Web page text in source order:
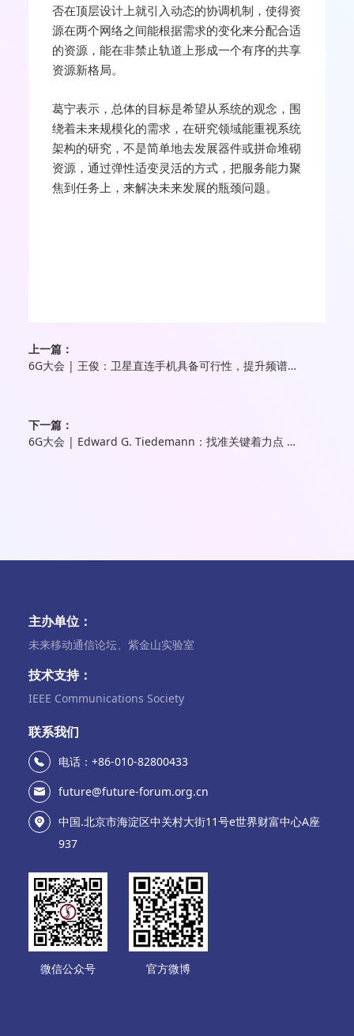
否在顶层设计上就引入动态的协调机制，使得资
源在两个网络之间能根据需求的变化来分配合适
的资源，能在非禁止轨道上形成一个有序的共享
资源新格局。
葛宁表示，总体的目标是希望从系统的观念，围
绕着未来规模化的需求，在研究领域能重视系统
架构的研究，不是简单地去发展器件或拼命堆砌
资源，通过弹性适变灵活的方式，把服务能力聚
焦到任务上，来解决未来发展的瓶颈问题。
上一篇：
6G大会 | 王俊：卫星直连手机具备可行性，提升频谱效率和运维管理是难点
下一篇：
6G大会 | ​Edward G. Tiedemann：找准关键着力点 6G开启新一轮创新
主办单位：
未来移动通信论坛、紫金山实验室
技术支持：
IEEE Communications Society
联系我们
电话：+86-010-82800433
future@future-forum.org.cn
中国.北京市海淀区中关村大街11号e世界财富中心A座
937
微信公众号 官方微博